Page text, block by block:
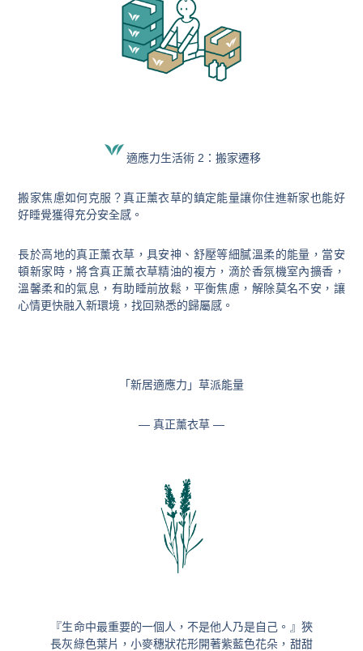
適應力生活術 2：搬家遷移
搬家焦慮如何克服？真正薰衣草的鎮定能量讓你住進新家也能好
好睡覺獲得充分安全感。
長於高地的真正薰衣草，具安神、舒壓等細膩溫柔的能量，當安
頓新家時，將含真正薰衣草精油的複方，滴於香氛機室內擴香，
溫馨柔和的氣息，有助睡前放鬆，平衡焦慮，解除莫名不安，讓
心情更快融入新環境，找回熟悉的歸屬感。
「新居適應力」草派能量
— 真正薰衣草 —
『生命中最重要的一個人，不是他人乃是自己。』狹
長灰綠色葉片，小麥穗狀花形開著紫藍色花朵，甜甜